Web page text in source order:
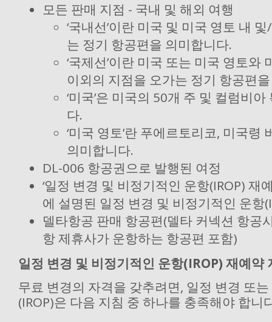
모든 판매 지점 - 국내 및 해외 여행
‘국내선’이란 미국 및 미국 영토 내
는 정기 항공편을 의미합니다.
‘국제선’이란 미국 또는 미국 영토와
이외의 지점을 오가는 정기 항공편
‘미국’은 미국의 50개 주 및 컬럼비
다.
‘미국 영토’란 푸에르토리코, 미국령
의미합니다.
DL-006 항공권으로 발행된 여정
‘일정 변경 및 비정기적인 운항(IROP) 재
에 설명된 일정 변경 및 비정기적인 운항
델타항공 판매 항공편(델타 커넥션 항공
항 제휴사가 운항하는 항공편 포함)
일정 변경 및 비정기적인 운항(IROP) 재예약
무료 변경의 자격을 갖추려면, 일정 변경 또
(IROP)은 다음 지침 중 하나를 충족해야 합니